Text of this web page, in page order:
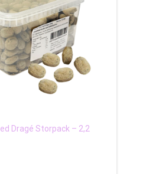
Dragé Storpack – 2,2